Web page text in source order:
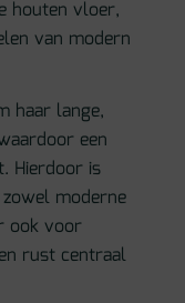
houten vloer,
van modern
haar lange,
een
Hierdoor is
moderne
ook voor
rust centraal